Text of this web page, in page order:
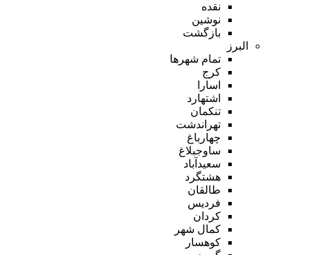
نقده
نوشین
بازگشت
البرز
تمام شهر‌ها
کرج
اسارا
اشتهارد
تنکمان
تهراندشت
چهارباغ
ساوجبلاغ
سعیدآباد
هشتگرد
طالقان
فردیس
کردان
کمال شهر
کوهسار